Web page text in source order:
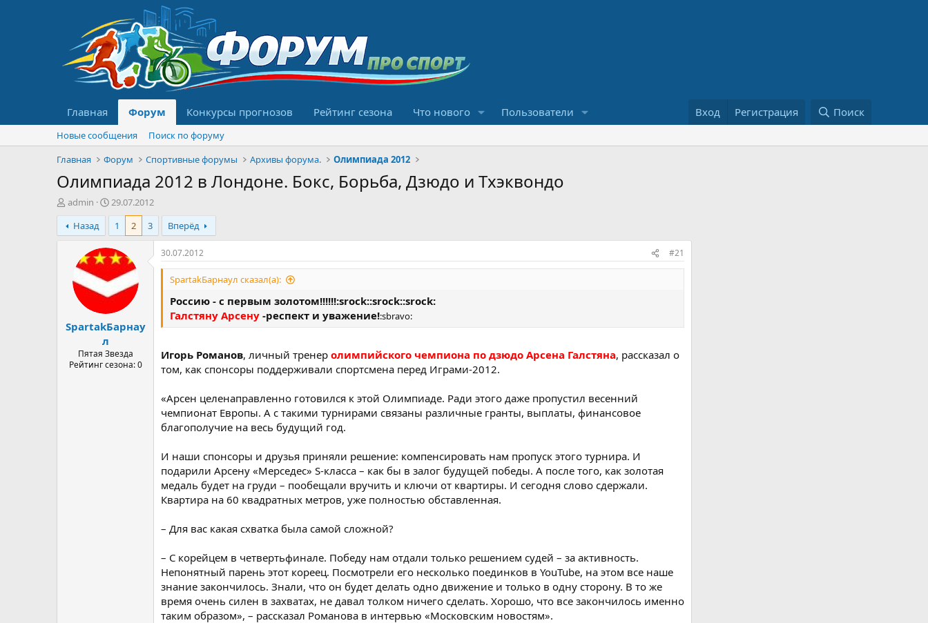
Главная Форум Конкурсы прогнозов Рейтинг сезона Что нового Пользователи Вход Регистрация Поиск
Новые сообщения
Поиск по форуму
Главная
Форум Спортивные форумы Архивы форума. Олимпиада 2012
Олимпиада 2012 в Лондоне. Бокс, Борьба, Дзюдо и Тхэквондо
А
в
т
о
м
admin
Д
а
а
н
а
ч
л
а
29.07.2012
Назад
1 2 3 Вперёд
SpartakБарнау
л
Пятая Звезда
Рейтинг сезона: 0
30.07.2012 #21
SpartakБарнаул сказал(а):
Россию - с первым золотом!!!!!!:srock::srock::srock:
Галстяну Арсену -респект и уважение!:sbravo:
Игорь Романов, личный тренер олимпийского чемпиона по дзюдо Арсена Галстяна, рассказал о
том, как спонсоры поддерживали спортсмена перед Играми-2012.
«Арсен целенаправленно готовился к этой Олимпиаде. Ради этого даже пропустил весенний
чемпионат Европы. А с такими турнирами связаны различные гранты, выплаты, финансовое
благополучие на весь будущий год.
И наши спонсоры и друзья приняли решение: компенсировать нам пропуск этого турнира. И
подарили Арсену «Мерседес» S-класса – как бы в залог будущей победы. А после того, как золотая
медаль будет на груди – пообещали вручить и ключи от квартиры. И сегодня слово сдержали.
Квартира на 60 квадратных метров, уже полностью обставленная.
– Для вас какая схватка была самой сложной?
– С корейцем в четвертьфинале. Победу нам отдали только решением судей – за активность.
Непонятный парень этот кореец. Посмотрели его несколько поединков в YouTube, на этом все наше
знание закончилось. Знали, что он будет делать одно движение и только в одну сторону. В то же
время очень силен в захватах, не давал толком ничего сделать. Хорошо, что все закончилось именно
таким образом», – рассказал Романова в интервью «Московским новостям».